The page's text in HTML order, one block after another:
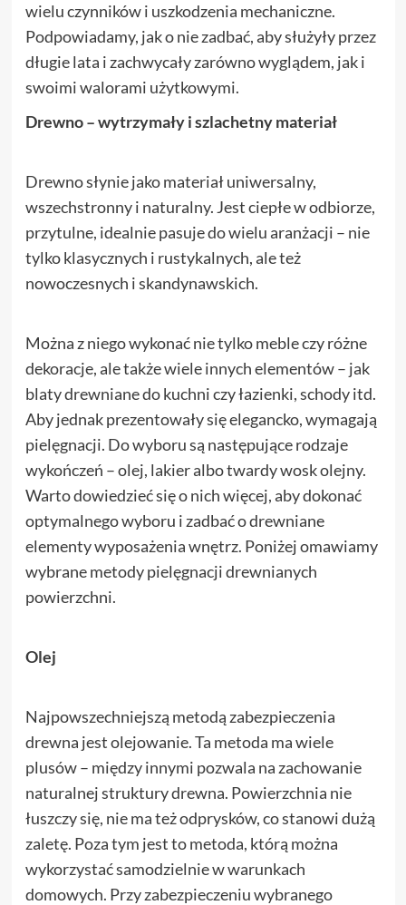
wielu czynników i uszkodzenia mechaniczne.
Podpowiadamy, jak o nie zadbać, aby służyły przez
długie lata i zachwycały zarówno wyglądem, jak i
swoimi walorami użytkowymi.
Drewno – wytrzymały i szlachetny materiał
Drewno słynie jako materiał uniwersalny,
wszechstronny i naturalny. Jest ciepłe w odbiorze,
przytulne, idealnie pasuje do wielu aranżacji – nie
tylko klasycznych i rustykalnych, ale też
nowoczesnych i skandynawskich.
Można z niego wykonać nie tylko meble czy różne
dekoracje, ale także wiele innych elementów – jak
blaty drewniane do kuchni czy łazienki, schody itd.
Aby jednak prezentowały się elegancko, wymagają
pielęgnacji. Do wyboru są następujące rodzaje
wykończeń – olej, lakier albo twardy wosk olejny.
Warto dowiedzieć się o nich więcej, aby dokonać
optymalnego wyboru i zadbać o drewniane
elementy wyposażenia wnętrz. Poniżej omawiamy
wybrane metody pielęgnacji drewnianych
powierzchni.
Olej
Najpowszechniejszą metodą zabezpieczenia
drewna jest olejowanie. Ta metoda ma wiele
plusów – między innymi pozwala na zachowanie
naturalnej struktury drewna. Powierzchnia nie
łuszczy się, nie ma też odprysków, co stanowi dużą
zaletę. Poza tym jest to metoda, którą można
wykorzystać samodzielnie w warunkach
domowych. Przy zabezpieczeniu wybranego